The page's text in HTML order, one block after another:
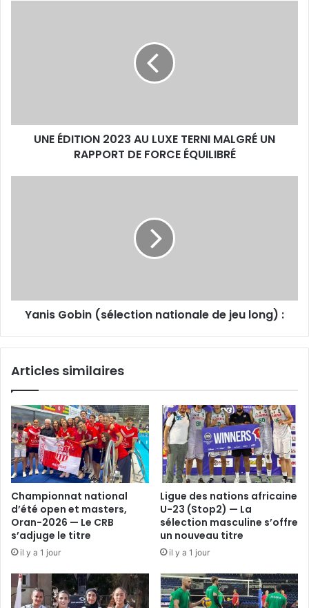
RAPPORT
UNE ÉDITION 2023 AU LUXE TERNI MALGRÉ UN
RAPPORT DE FORCE ÉQUILIBRÉ
Yanis Gobin (sélection nationale de jeu long) :
Articles similaires
Championnat national
d’été open et masters,
Oran-2026 — Le CRB
s’adjuge le titre
il y a 1 jour
Ligue des nations africaine
U-23 (Stop2) — La
sélection masculine s’offre
un nouveau titre
il y a 1 jour